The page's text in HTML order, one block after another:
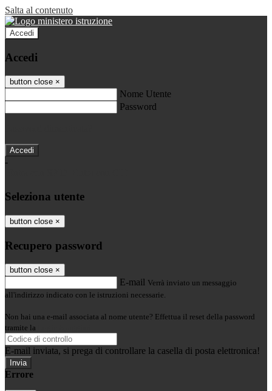
Salta al contenuto
Accedi
Accedi
button close ×
Nome Utente
Password
-
Seleziona utente
button close ×
Recupero password
button close ×
E-mail Verrà inviato un messaggio
all'indirizzo indicato con le istruzioni necessarie.
Non hai una e-mail associata al nome utente? Effettua il reset della password
tramite la
E-mail inviata, si prega di controllare la casella di posta elettronica!
Errore